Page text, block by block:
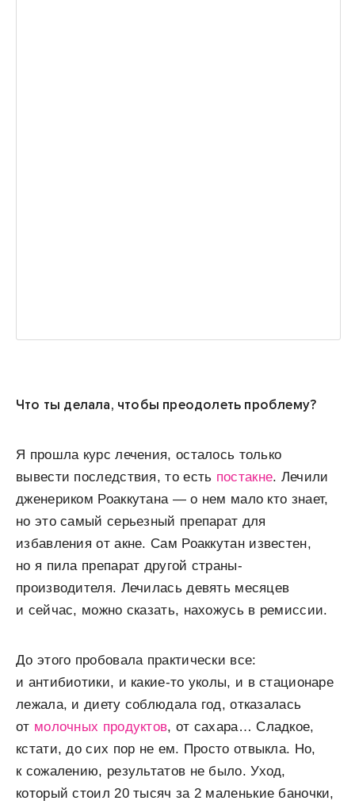
Что ты делала, чтобы преодолеть проблему?
Я прошла курс лечения, осталось только
вывести последствия, то есть постакне. Лечили
дженериком Роаккутана — о нем мало кто знает,
но это самый серьезный препарат для
избавления от акне. Сам Роаккутан известен,
но я пила препарат другой страны-
производителя. Лечилась девять месяцев
и сейчас, можно сказать, нахожусь в ремиссии.
До этого пробовала практически все:
и антибиотики, и какие-то уколы, и в стационаре
лежала, и диету соблюдала год, отказалась
от молочных продуктов, от сахара… Сладкое,
кстати, до сих пор не ем. Просто отвыкла. Но,
к сожалению, результатов не было. Уход,
который стоил 20 тысяч за 2 маленькие баночки,